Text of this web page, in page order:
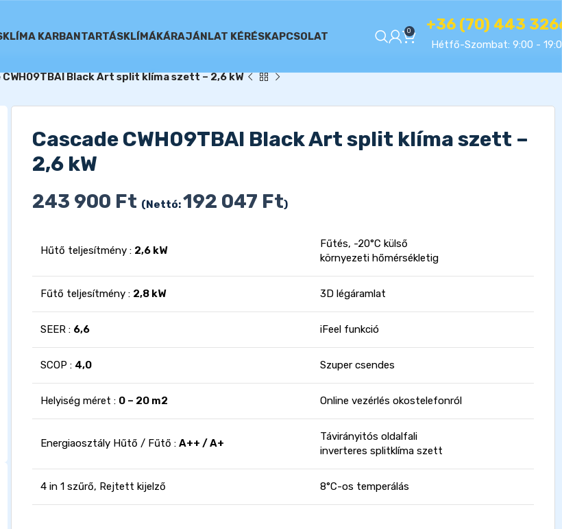
KLÍMA KARBANTARTÁSKLÍMÁKÁRAJÁNLAT KÉRÉSKAPCSOLAT 0 +36 (70) 443
Hétfő-Szombat: 9:00 -
CWH09TBAI Black Art split klíma szett – 2,6 kW
Cascade CWH09TBAI Black Art split klíma szett –
2,6 kW
243 900 Ft (Nettó:192 047 Ft)
Hűtő teljesítmény : 2,6 kW
Fűtés, -20°C külső
környezeti hőmérsékletig
Fűtő teljesítmény : 2,8 kW 3D légáramlat
SEER : 6,6 iFeel funkció
SCOP : 4,0 Szuper csendes
Helyiség méret : 0 – 20 m2 Online vezérlés okostelefonról
Energiaosztály Hűtő / Fűtő : A++ / A+
Távirányitós oldalfali
inverteres splitklíma szett
4 in 1 szűrő, Rejtett kijelző 8°C-os temperálás